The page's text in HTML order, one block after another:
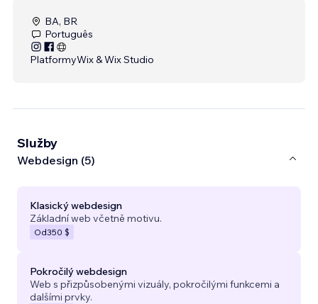
BA, BR
Português
PlatformyWix & Wix Studio
Služby
Webdesign (5)
Klasický webdesign
Základní web včetně motivu.
Od350 $
Pokročilý webdesign
Web s přizpůsobenými vizuály, pokročilými funkcemi a
dalšími prvky.